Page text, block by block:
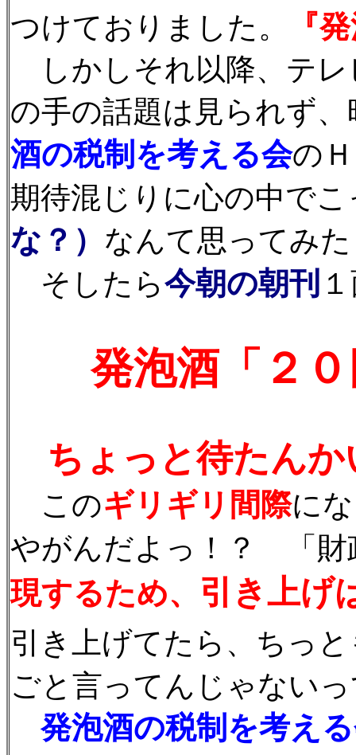
つけておりました。
『
しかしそれ以降、テレ
の手の話題は見られず
酒の税制を考える会の
期待混じりに心の中で
な？） なんて思ってみ
そしたら今朝の朝刊
発泡酒「２
ちょっと待たんか
このギリギリ間際に
やがんだよっ！？ 「財
現するため、 引き上げ
引き上げてたら、ちっと
ごと言ってんじゃない
発泡酒の税制を考え